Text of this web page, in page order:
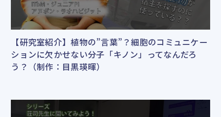
【研究室紹介】植物の”言葉”？細胞のコミュニケー
ションに欠かせない分子「キノン」ってなんだろ
う？（制作：目黒瑛暉）